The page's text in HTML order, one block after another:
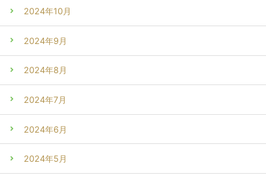
2024年10月
2024年9月
2024年8月
2024年7月
2024年6月
2024年5月